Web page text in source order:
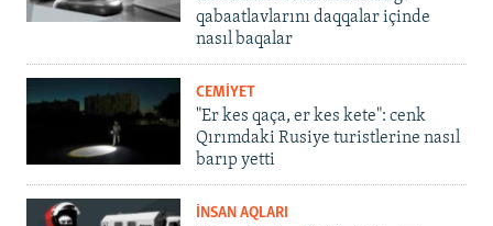
qabaatlavlarını daqqalar içinde
nasıl baqalar
CEMİYET
"Er kes qaça, er kes kete": cenk
Qırımdaki Rusiye turistlerine nasıl
barıp yetti
İNSAN AQLARI